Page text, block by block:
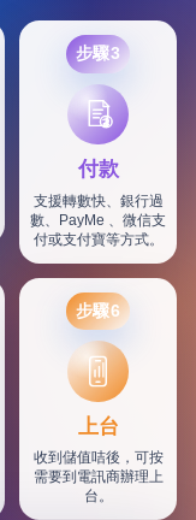
步驟3
付款
支援轉數快、銀行過
數、PayMe 、微信支
付或支付寶等方式。
步驟6
上台
收到儲值咭後，可按
需要到電訊商辦理上
台。